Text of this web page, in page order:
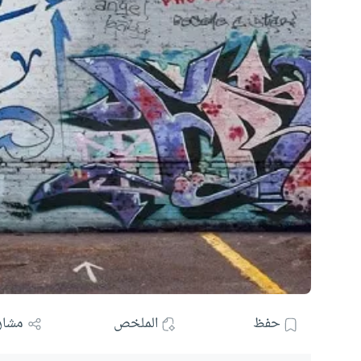
حفظ الملخص